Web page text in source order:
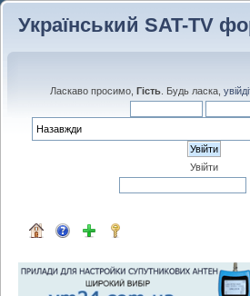
Український SAT-TV
Ласкаво просимо, Гість . Будь ласка,
Увійти